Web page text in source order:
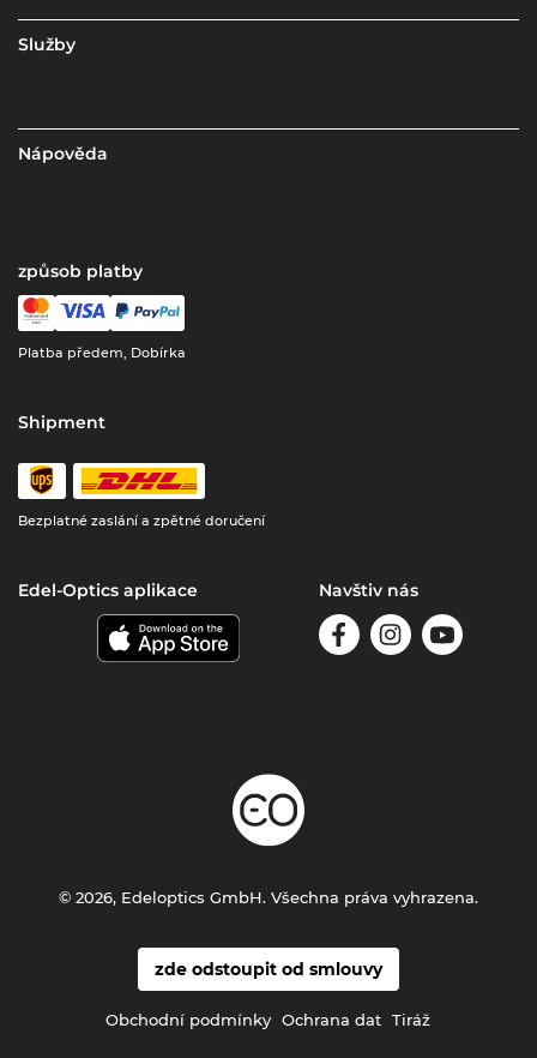
Služby
Nápověda
způsob platby
Platba předem, Dobírka
Shipment
Bezplatné zaslání a zpětné doručení
Edel-Optics aplikace Navštiv nás
zde odstoupit od smlouvy
Obchodní podmínky Ochrana dat Tiráž
© 2026, Edeloptics GmbH. Všechna práva vyhrazena.